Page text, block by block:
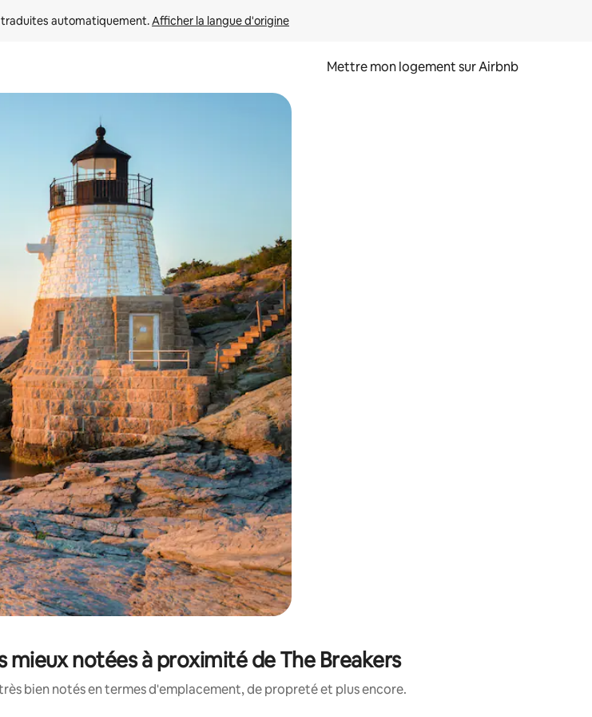
automatiquement. Afficher la langue d'origine
Mettre mon logement sur Airbnb
pour les parcourir ou en appuyant et en faisant glisser.
mieux notées à proximité de The Breakers
bien notés en termes d'emplacement, de propreté et plus encore.